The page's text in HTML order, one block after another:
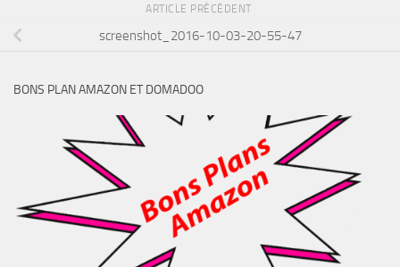
ARTICLE PRÉCÉDENT
screenshot_2016-10-03-20-55-47
BONS PLAN AMAZON ET DOMADOO